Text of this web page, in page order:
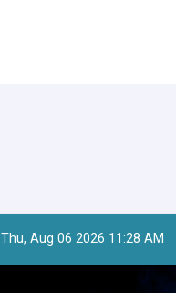
Thu, Aug 06 2026 11:28 AM